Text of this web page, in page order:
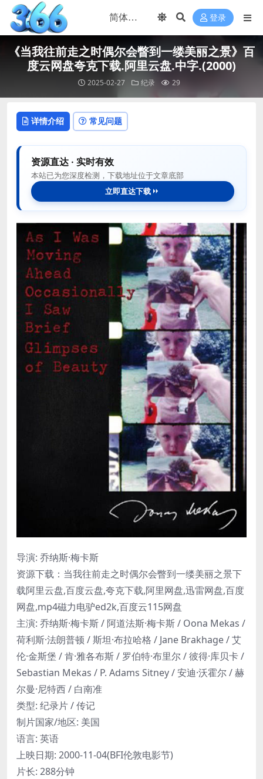
登录
《当我往前走之时偶尔会瞥到一缕美丽之景》百
度云网盘夸克下载.阿里云盘.中字.(2000)
2025-02-27 纪录 29
详情介绍 常见问题
资源直达 · 实时有效
本站已为您深度检测，下载地址位于文章底部
立即直达下载
导演: 乔纳斯·梅卡斯
资源下载：当我往前走之时偶尔会瞥到一缕美丽之景下
载阿里云盘,百度云盘,夸克下载,阿里网盘,迅雷网盘,百度
网盘,mp4磁力电驴ed2k,百度云115网盘
主演: 乔纳斯·梅卡斯 / 阿道法斯·梅卡斯 / Oona Mekas /
荷利斯·法朗普顿 / 斯坦·布拉哈格 / Jane Brakhage / 艾
伦·金斯堡 / 肯·雅各布斯 / 罗伯特·布里尔 / 彼得·库贝卡 /
Sebastian Mekas / P. Adams Sitney / 安迪·沃霍尔 / 赫
尔曼·尼特西 / 白南准
类型: 纪录片 / 传记
制片国家/地区: 美国
语言: 英语
上映日期: 2000-11-04(BFI伦敦电影节)
片长: 288分钟